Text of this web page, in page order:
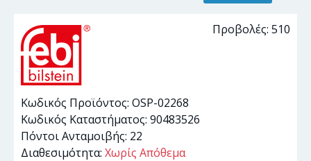
Προβολές: 510
Κωδικός Προϊόντος: OSP-02268
Κωδικός Καταστήματος: 90483526
Πόντοι Ανταμοιβής: 22
Διαθεσιμότητα: Χωρίς Απόθεμα